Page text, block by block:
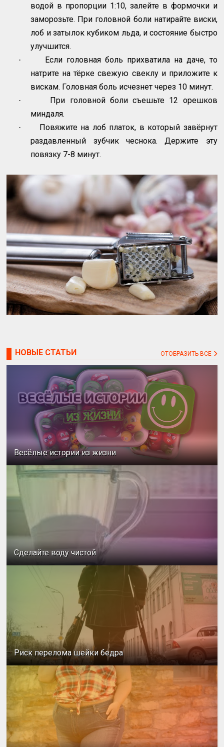
водой в пропорции 1:10, залейте в формочки и
заморозьте. При головной боли натирайте виски,
лоб и затылок кубиком льда, и состояние быстро
улучшится.
·
Если головная боль прихватила на даче, то
натрите на тёрке свежую свеклу и приложите к
вискам. Головная боль исчезнет через 10 минут.
·
При головной боли съешьте 12 орешков
миндаля.
·
Повяжите на лоб платок, в который завёрнут
раздавленный зубчик чеснока. Держите эту
повязку 7-8 минут.
НОВЫЕ СТАТЬИ ОТОБРАЗИТЬ ВСЕ
Весёлые истории из жизни
Сделайте воду чистой
Риск перелома шейки бедра